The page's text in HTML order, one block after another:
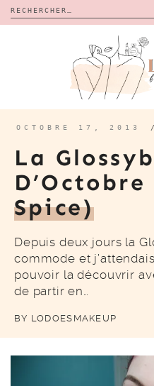
Rechercher :
CALENDRIERS DE L’AVENT
BON PLAN
À PROPOS
CONTACT
OCTOBRE 17, 2013
La
Spice)
Depuis deux jours la
commode et
pouvoir la découvrir
de partir en…
BY LODOESMAKEUP